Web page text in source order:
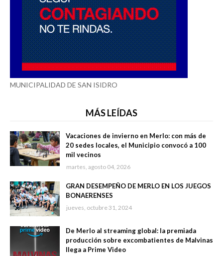
MUNICIPALIDAD DE SAN ISIDRO
MÁS LEÍDAS
Vacaciones de invierno en Merlo: con más de
20 sedes locales, el Municipio convocó a 100
mil vecinos
martes, agosto 04, 2026
GRAN DESEMPEÑO DE MERLO EN LOS JUEGOS
BONAERENSES
jueves, octubre 31, 2024
De Merlo al streaming global: la premiada
producción sobre excombatientes de Malvinas
llega a Prime Video